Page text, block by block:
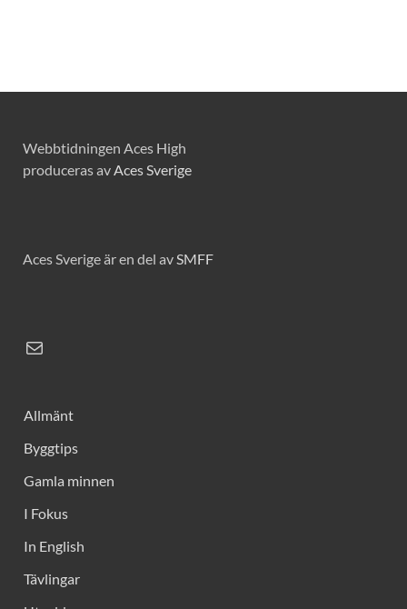
Webbtidningen Aces High
produceras avAces Sverige
Aces Sverige är en del avSMFF
Allmänt
Byggtips
Gamla minnen
I Fokus
In English
Tävlingar